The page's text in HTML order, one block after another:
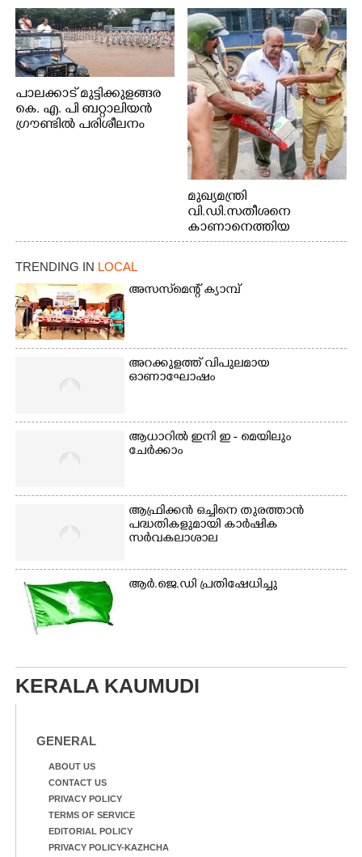
പാലക്കാട് മുട്ടിക്കുളങ്ങര
കെ. എ. പി ബറ്റാലിയൻ
ഗ്രൗണ്ടിൽ പരിശീലനം
മുഖ്യമന്ത്രി
വി.ഡി.സതീശനെ
കാണാനെത്തിയ
മോഹനൻ നായർ
TRENDING IN LOCAL
അസസ്‌മെന്റ് ക്യാമ്പ്
അറക്കുളത്ത് വിപുലമായ
ഓണാഘോഷം
ആധാറിൽ ഇനി ഇ - മെയിലും
ചേർക്കാം
ആഫ്രിക്കൻ ഒച്ചിനെ തുരത്താൻ
പദ്ധതികളുമായി കാർഷിക
സർവകലാശാല
ആർ.ജെ.ഡി പ്രതിഷേധിച്ചു
KERALA KAUMUDI
GENERAL
ABOUT US
CONTACT US
PRIVACY POLICY
TERMS OF SERVICE
EDITORIAL POLICY
PRIVACY POLICY-KAZHCHA